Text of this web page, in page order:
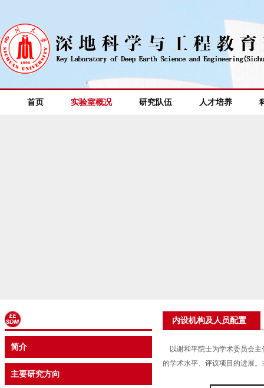
首页 实验室概况 研究队伍 人才培养
简介
主要研究方向
内设机构及人员配置
以谢和平院士为学术委员会主
的学术水平、评议项目的进展